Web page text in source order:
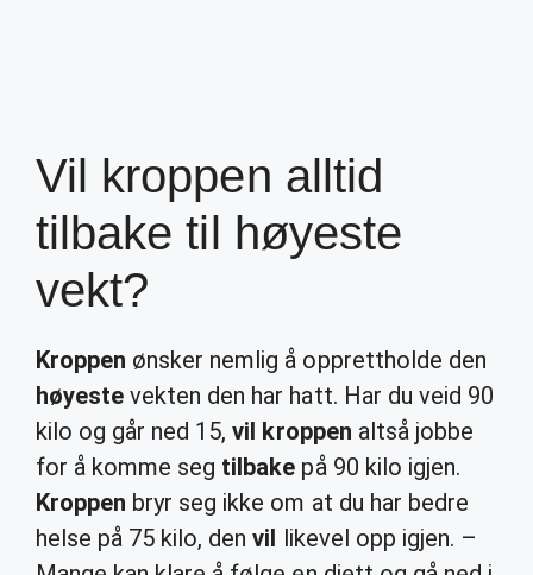
Vil kroppen alltid
tilbake til høyeste
vekt?
Kroppen ønsker nemlig å opprettholde den
høyeste vekten den har hatt. Har du veid 90
kilo og går ned 15,vil kroppen altså jobbe
for å komme seg tilbake på 90 kilo igjen.
Kroppen bryr seg ikke om at du har bedre
helse på 75 kilo, denvil likevel opp igjen. –